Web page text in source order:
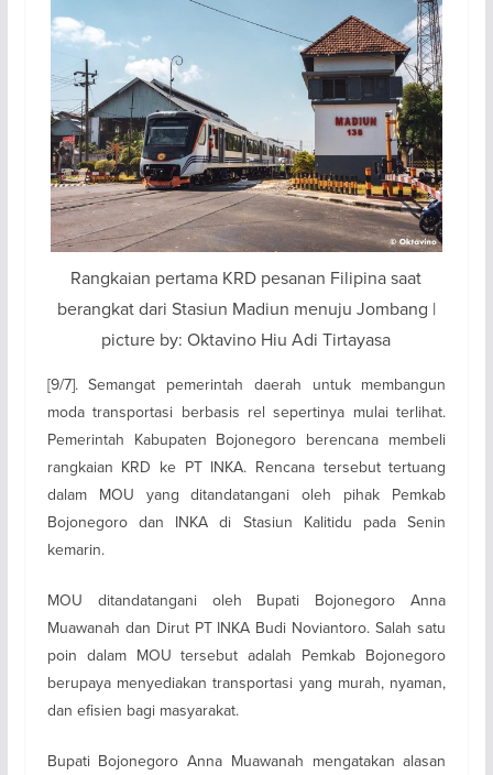
Rangkaian pertama KRD pesanan Filipina saat
berangkat dari Stasiun Madiun menuju Jombang |
picture by: Oktavino Hiu Adi Tirtayasa
[9/7]. Semangat pemerintah daerah untuk membangun
moda transportasi berbasis rel sepertinya mulai terlihat.
Pemerintah Kabupaten Bojonegoro berencana membeli
rangkaian KRD ke PT INKA. Rencana tersebut tertuang
dalam MOU yang ditandatangani oleh pihak Pemkab
Bojonegoro dan INKA di Stasiun Kalitidu pada Senin
kemarin.
MOU ditandatangani oleh Bupati Bojonegoro Anna
Muawanah dan Dirut PT INKA Budi Noviantoro. Salah satu
poin dalam MOU tersebut adalah Pemkab Bojonegoro
berupaya menyediakan transportasi yang murah, nyaman,
dan efisien bagi masyarakat.
Bupati Bojonegoro Anna Muawanah mengatakan alasan